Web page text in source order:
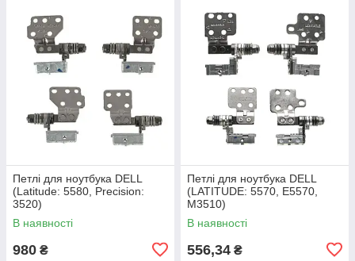
Петлі для ноутбука DELL
(Latitude: 5580, Precision:
3520)
В наявності
980 ₴
Петлі для ноутбука DELL
(LATITUDE: 5570, E5570,
M3510)
В наявності
556,34 ₴